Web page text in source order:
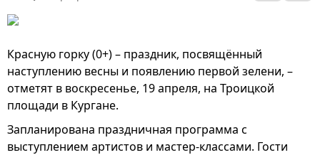
Красную горку (0+) – праздник, посвящённый
наступлению весны и появлению первой зелени, –
отметят в воскресенье, 19 апреля, на Троицкой
площади в Кургане.
Запланирована праздничная программа с
выступлением артистов и мастер-классами. Гости